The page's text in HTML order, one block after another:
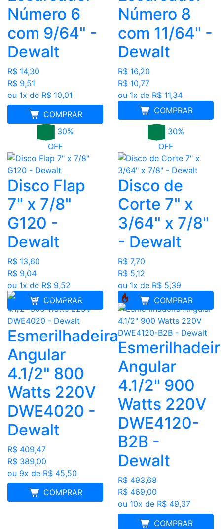
Número 6
com 9/64" -
Dewalt
R$ 14,30
R$ 9,51
ou 1x de R$ 10,01
COMPRAR
MELHOR PREÇO
Número 8
com 11/64" -
Dewalt
R$ 16,20
R$ 10,77
ou 1x de R$ 11,34
COMPRAR
30%
OFF
Disco Flap
7" x 7/8"
G120 -
Dewalt
R$ 13,60
R$ 9,04
ou 1x de R$ 9,52
COMPRAR
30%
OFF
Disco de
Corte 7" x
3/64" x 7/8"
- Dewalt
R$ 7,70
R$ 5,12
ou 1x de R$ 5,39
COMPRAR
Esmerilhadeira
Angular
4.1/2" 800
Watts 220V
DWE4020 -
Dewalt
R$ 409,47
R$ 389,00
ou 9x de R$ 45,50
COMPRAR
FRETE GRÁTIS
Angular
4.1/2" 900
Watts 220V
DWE4120-
B2B -
Dewalt
R$ 493,68
R$ 469,00
ou 10x de R$ 49,37
COMPRAR
FRETE GRÁTIS